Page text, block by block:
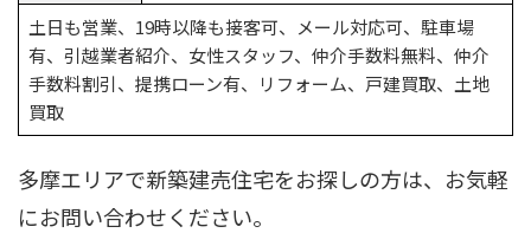
土日も営業、19時以降も接客可、メール対応可、駐車場
有、引越業者紹介、女性スタッフ、仲介手数料無料、仲介
手数料割引、提携ローン有、リフォーム、戸建買取、土地
買取
多摩エリアで新築建売住宅をお探しの方は、お気軽
にお問い合わせください。